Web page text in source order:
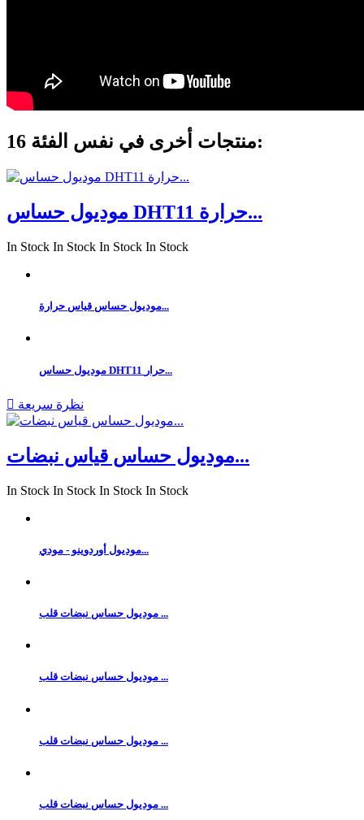
16 منتجات أخرى في نفس الفئة:
موديول حساس DHT11 حرارة...
In Stock In Stock In Stock In Stock
موديول حساس قياس حرارة...
موديول حساس DHT11 حرار...
 نظرة سريعة
موديول حساس قياس نبضات...
In Stock In Stock In Stock In Stock
موديول أوردوينو - مودي...
موديول حساس نبضات قلب ...
موديول حساس نبضات قلب ...
موديول حساس نبضات قلب ...
موديول حساس نبضات قلب ...